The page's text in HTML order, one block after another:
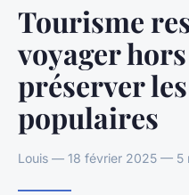
Tourisme
voyager
préserver
populaires
Louis — 18 février 2025 — 5